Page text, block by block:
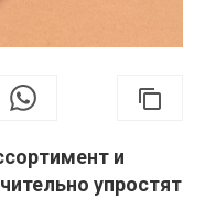
и
упростят